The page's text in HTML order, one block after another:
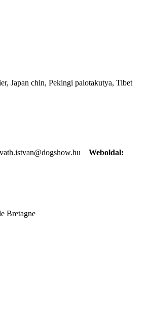
Japan chin, Pekingi palotakutya, Tibet
Weboldal:
Bretagne